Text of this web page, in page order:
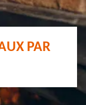
PAR